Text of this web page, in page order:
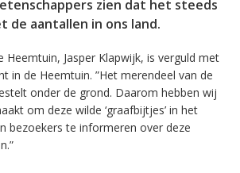
zien dat het steeds
de aantallen in ons land.
Heemtuin, Jasper Klapwijk, is verguld met
in de Heemtuin. ”Het merendeel van de
onder de grond. Daarom hebben wij
om deze wilde ‘graafbijtjes’ in het
bezoekers te informeren over deze